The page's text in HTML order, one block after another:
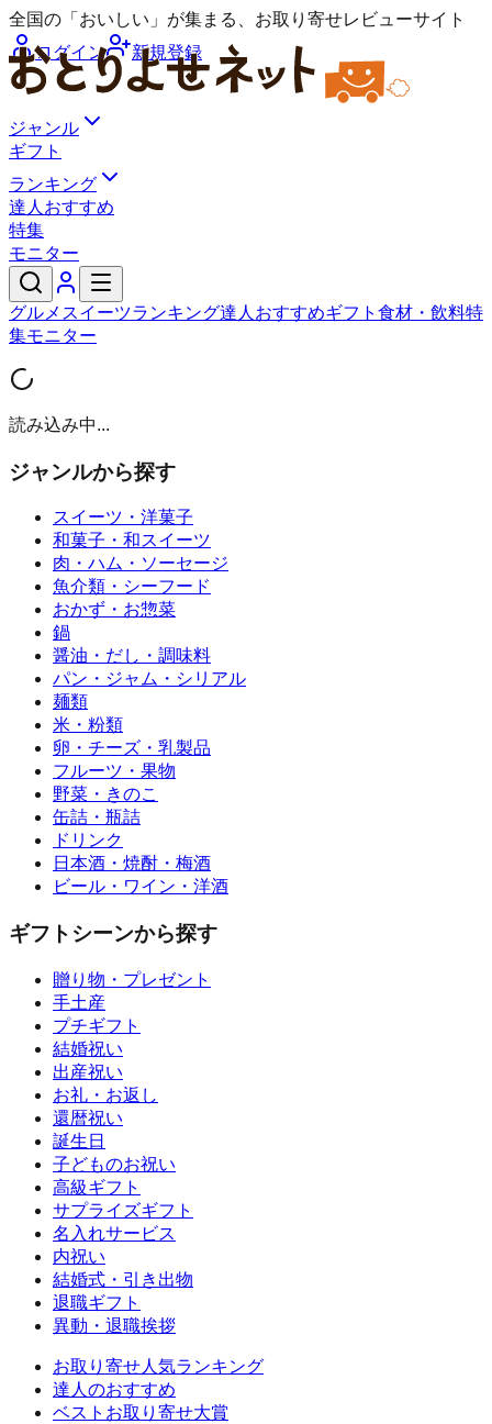
全国の「おいしい」が集まる、お取り寄せレビューサイト
ログイン
新規登録
ジャンル
ギフト
ランキング
達人おすすめ
特集
モニター
グルメ スイーツランキング達人おすすめギフト 食材・飲料特
集モニター
読み込み中...
ジャンルから探す
スイーツ・洋菓子
和菓子・和スイーツ
肉・ハム・ソーセージ
魚介類・シーフード
おかず・お惣菜
鍋
醤油・だし・調味料
パン・ジャム・シリアル
麺類
米・粉類
卵・チーズ・乳製品
フルーツ・果物
野菜・きのこ
缶詰・瓶詰
ドリンク
日本酒・焼酎・梅酒
ビール・ワイン・洋酒
ギフトシーンから探す
贈り物・プレゼント
手土産
プチギフト
結婚祝い
出産祝い
お礼・お返し
還暦祝い
誕生日
子どものお祝い
高級ギフト
サプライズギフト
名入れサービス
内祝い
結婚式・引き出物
退職ギフト
異動・退職挨拶
お取り寄せ人気ランキング
達人のおすすめ
ベストお取り寄せ大賞